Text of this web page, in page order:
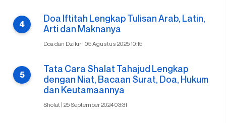
Doa Iftitah Lengkap Tulisan Arab, Latin,
Arti dan Maknanya
Doa dan Dzikir | 05 Agustus 2025 10:15
Tata Cara Shalat Tahajud Lengkap
dengan Niat, Bacaan Surat, Doa, Hukum
dan Keutamaannya
Sholat | 25 September 2024 03:31